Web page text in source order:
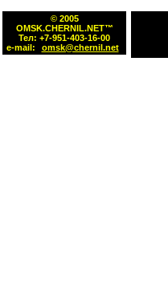
© 2005
OMSK.CHERNIL.NET™
Тел: +7-951-403-16-00
e-mail:
omsk@chernil.net